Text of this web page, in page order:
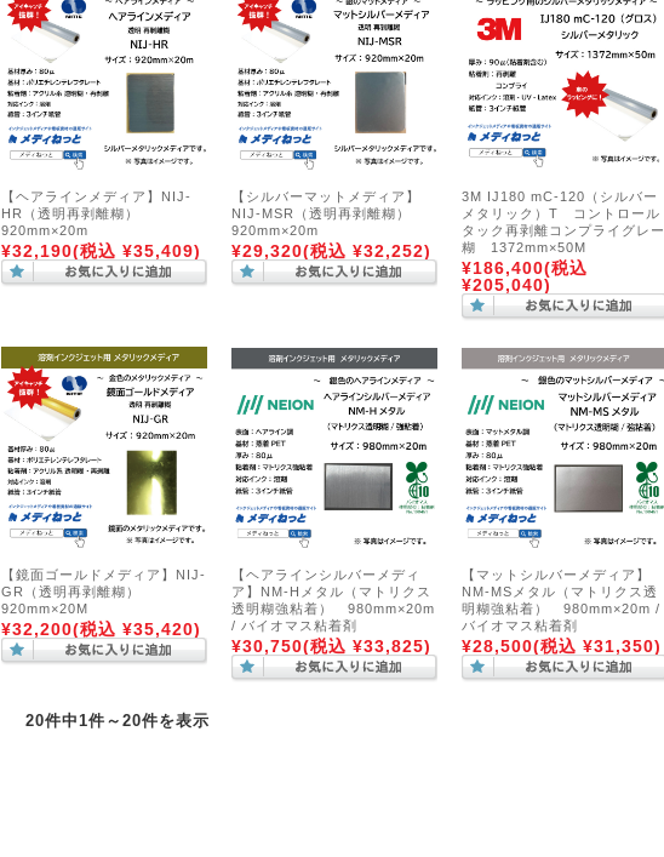
【ヘアラインメディア】NIJ-
HR（透明再剥離糊）
920mm×20m
¥32,190(税込 ¥35,409)
【シルバーマットメディア】
NIJ-MSR（透明再剥離糊）
920mm×20m
¥29,320(税込 ¥32,252)
3M IJ180 mC-120（シルバー
メタリック）T コントロール
タック再剥離コンプライグレー
糊 1372mm×50M
¥186,400(税込
¥205,040)
【鏡面ゴールドメディア】NIJ-
GR（透明再剥離糊）
920mm×20M
¥32,200(税込 ¥35,420)
【ヘアラインシルバーメディ
ア】NM-Hメタル（マトリクス
透明糊強粘着） 980mm×20m
/ バイオマス粘着剤
¥30,750(税込 ¥33,825)
【マットシルバーメディア】
NM-MSメタル（マトリクス透
明糊強粘着） 980mm×20m /
バイオマス粘着剤
¥28,500(税込 ¥31,350)
20件中1件～20件を表示